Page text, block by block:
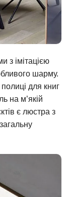
з імітацією
шарму.
для книг
на м’якій
є люстра з